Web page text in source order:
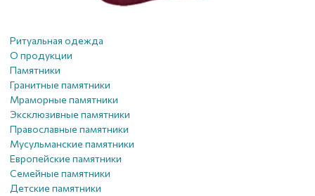
Ритуальная одежда
О продукции
Памятники
Гранитные памятники
Мраморные памятники
Эксклюзивные памятники
Православные памятники
Мусульманские памятники
Европейские памятники
Семейные памятники
Детские памятники